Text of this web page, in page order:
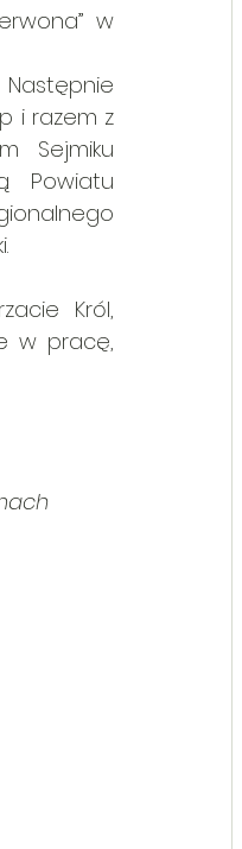
w
i razem z
Sejmiku
Powiatu
Król,
w pracę,